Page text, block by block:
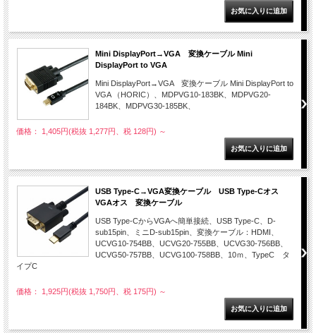
Mini DisplayPort→VGA 変換ケーブル Mini
DisplayPort to VGA
Mini DisplayPort→VGA 変換ケーブル Mini DisplayPort to
VGA （HORIC）、MDPVG10-183BK、MDPVG20-
184BK、MDPVG30-185BK、
価格： 1,405円(税抜 1,277円、税 128円) ～
USB Type-C→VGA変換ケーブル USB Type-Cオス
VGAオス 変換ケーブル
USB Type-CからVGAへ簡単接続、USB Type-C、D-
sub15pin、ミニD-sub15pin、変換ケーブル：HDMI、
UCVG10-754BB、UCVG20-755BB、UCVG30-756BB、
UCVG50-757BB、UCVG100-758BB、10ｍ、TypeC タ
イプC
価格： 1,925円(税抜 1,750円、税 175円) ～